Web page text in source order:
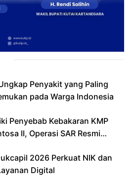
Penyakit yang Paling
pada Warga Indonesia
Penyebab Kebakaran KMP
II, Operasi SAR Resmi
2026 Perkuat NIK dan
Digital